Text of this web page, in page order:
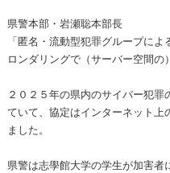
県警本部・岩瀬聡本部長
「匿名・流動型犯罪グループに
ロンダリングで（サーバー空間の
２０２５年の県内のサイバー犯
ていて、協定はインターネット
ました。
県警は志學館大学の学生が加害